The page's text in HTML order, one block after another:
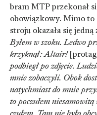
bram MTP przekonał
obowiązkowy. Mimo to
stroju okazała się
Byłem w szoku. Ledwo
krzyknął: Altair!
podbiegł po zdjęcie.
mnie zobaczyli. Obok
natychmiast do mnie
to poczułem